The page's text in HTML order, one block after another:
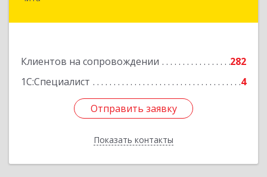
Клиентов на сопровождении
282
1С:Специалист
4
Отправить заявку
Показать контакты
Отправить заявку
Назад